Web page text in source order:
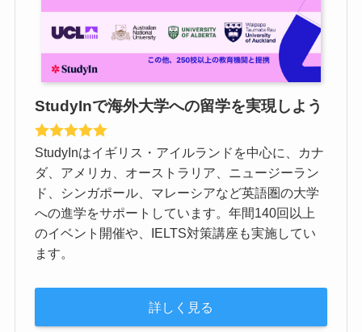
StudyInで海外大学への留学を実現しよう
StudyInはイギリス・アイルランドを中心に、カナ
ダ、アメリカ、オーストラリア、ニュージーラン
ド、シンガポール、マレーシアなど英語圏の大学
への進学をサポートしています。年間140回以上
のイベント開催や、IELTS対策講座も実施してい
ます。
詳しく見る